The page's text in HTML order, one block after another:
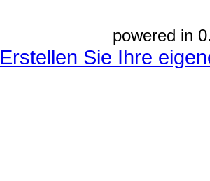
powered in
Erstellen Sie Ihre